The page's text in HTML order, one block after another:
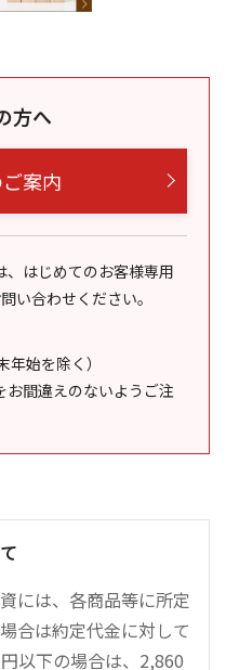
方へ
案内
、はじめてのお客様専用
い合わせください。
始を除く）
お間違えのないようご注
には、各商品等に所定
合は約定代金に対して
以下の場合は、2,860